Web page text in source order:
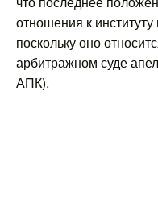
отношения к
поскольку оно
арбитражном суде
АПК).